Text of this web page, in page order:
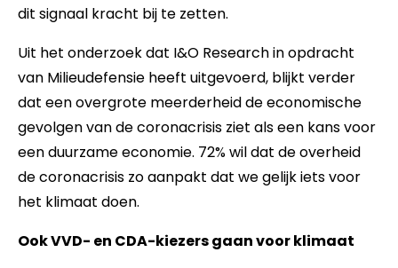
dit signaal kracht bij te zetten.
Uit het onderzoek dat I&O Research in opdracht
van Milieudefensie heeft uitgevoerd, blijkt verder
dat een overgrote meerderheid de economische
gevolgen van de coronacrisis ziet als een kans voor
een duurzame economie. 72% wil dat de overheid
de coronacrisis zo aanpakt dat we gelijk iets voor
het klimaat doen.
Ook VVD- en CDA-kiezers gaan voor klimaat